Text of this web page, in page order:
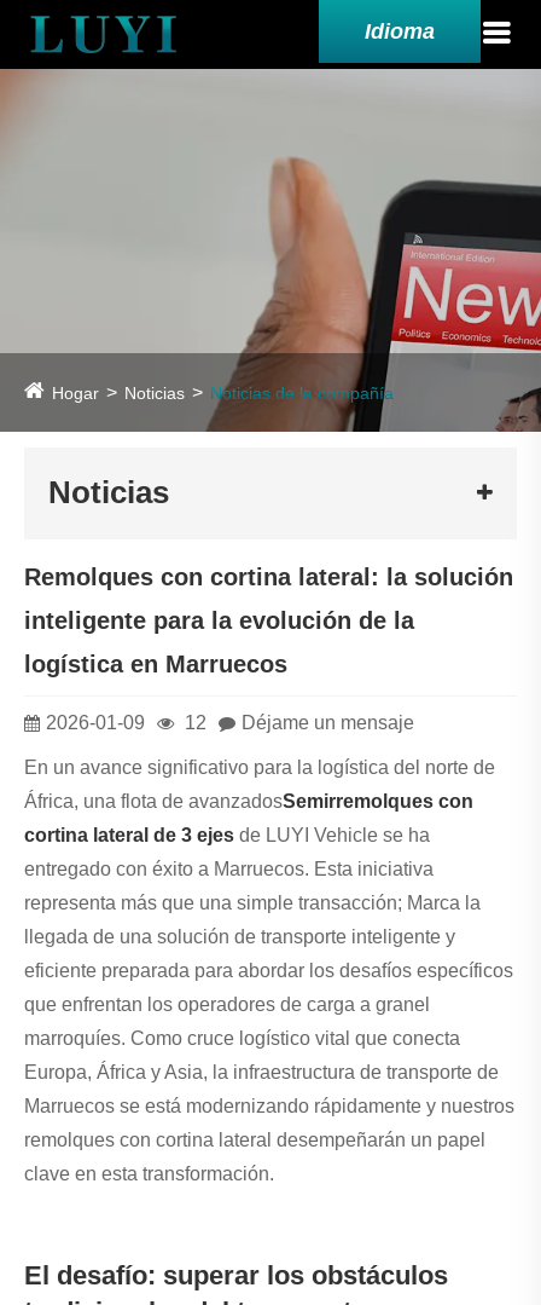
Idioma
Hogar Noticias Noticias de la compañía
Noticias
Remolques con cortina lateral: la solución
inteligente para la evolución de la
logística en Marruecos
2026-01-09 12 Déjame un mensaje
En un avance significativo para la logística del norte de
África, una flota de avanzadosSemirremolques con
cortina lateral de 3 ejes de LUYI Vehicle se ha
entregado con éxito a Marruecos. Esta iniciativa
representa más que una simple transacción; Marca la
llegada de una solución de transporte inteligente y
eficiente preparada para abordar los desafíos específicos
que enfrentan los operadores de carga a granel
marroquíes. Como cruce logístico vital que conecta
Europa, África y Asia, la infraestructura de transporte de
Marruecos se está modernizando rápidamente y nuestros
remolques con cortina lateral desempeñarán un papel
clave en esta transformación.
El desafío: superar los obstáculos